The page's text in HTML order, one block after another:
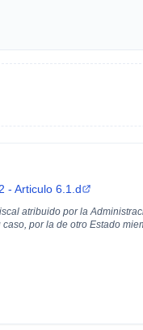
- Articulo 6.1.d
atribuido por la
por la de otro Estado